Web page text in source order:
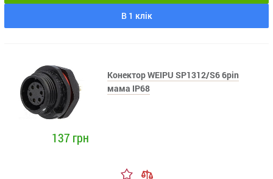
В 1 клік
Конектор WEIPU SP1312/S6 6pin
мама IP68
137 грн